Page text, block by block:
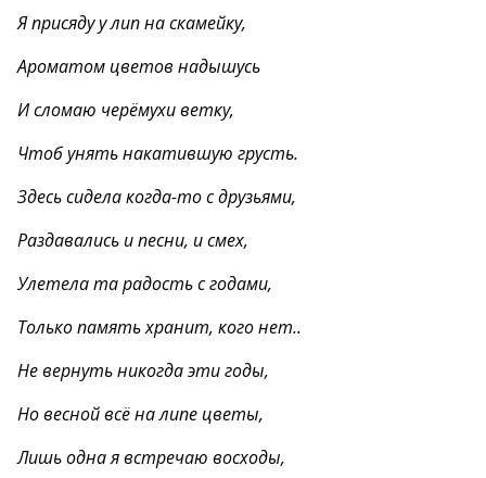
Я присяду у лип на скамейку,
Ароматом цветов надышусь
И сломаю черёмухи ветку,
Чтоб унять накатившую грусть.
Здесь сидела когда-то с друзьями,
Раздавались и песни, и смех,
Улетела та радость с годами,
Только память хранит, кого нет..
Не вернуть никогда эти годы,
Но весной всё на липе цветы,
Лишь одна я встречаю восходы,